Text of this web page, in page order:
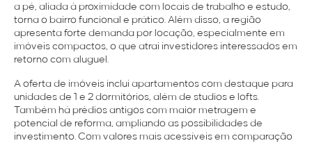
a pé, aliada à proximidade com locais de trabalho e estudo,
torna o bairro funcional e prático. Além disso, a região
apresenta forte demanda por locação, especialmente em
imóveis compactos, o que atrai investidores interessados em
retorno com aluguel.
A oferta de imóveis inclui apartamentos com destaque para
unidades de 1 e 2 dormitórios, além de studios e lofts.
Também há prédios antigos com maior metragem e
potencial de reforma, ampliando as possibilidades de
investimento. Com valores mais acessíveis em comparação